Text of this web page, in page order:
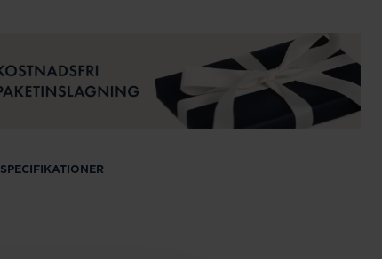
SPECIFIKATIONER